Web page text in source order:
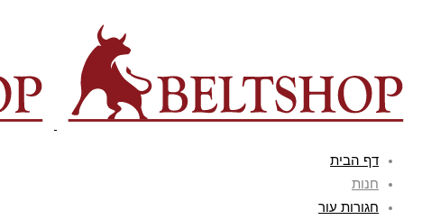
דף הבית
חנות
חגורות עור